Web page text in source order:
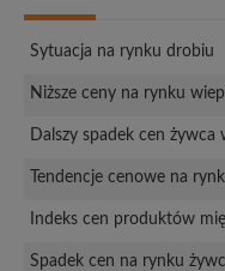
Sytuacja na rynku drobiu
Niższe ceny na rynku
Dalszy spadek cen
Tendencje cenowe na
Indeks cen produktów
Spadek cen na rynku